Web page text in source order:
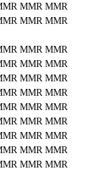
MMR MMR
MMR MMR
MMR MMR
MMR MMR
MMR MMR
MMR MMR
MMR MMR
MMR MMR
MMR MMR
MMR MMR
MMR MMR